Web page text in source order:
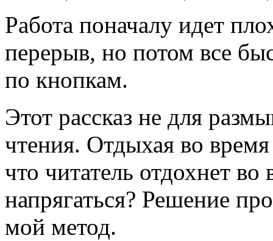
Работа поначалу идет
перерыв, но потом все
по кнопкам.
Этот рассказ не для
чтения. Отдыхая во
что читатель отдохнет
напрягаться? Решение
мой метод.